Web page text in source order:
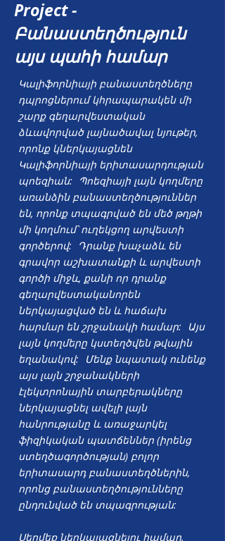
Project -
Բանաստեղծություն
այս պահի համար
Կալիֆորնիայի բանաստեղծները
դպրոցներում կհրապարակեն մի
շարք գեղարվեստական
ձևավորված լայնածավալ նյութեր,
որոնք կներկայացնեն
Կալիֆորնիայի երիտասարդության
պոեզիան:
Պոեզիայի լայն կողմերը
առանձին բանաստեղծություններ
են, որոնք տպագրված են մեծ թղթի
մի կողմում՝ ուղեկցող արվեստի
գործերով:
Դրանք խաչաձև են
գրավոր աշխատանքի և արվեստի
գործի միջև, քանի որ դրանք
գեղարվեստականորեն
ներկայացված են և հաճախ
հարմար են շրջանակի համար:
Այս
լայն կողմերը կստեղծվեն թվային
եղանակով:
Մենք նպատակ ունենք
այս լայն շրջանակների
էլեկտրոնային տարբերակները
ներկայացնել ավելի լայն
հանրությանը և առաջարկել
ֆիզիկական պատճեններ (իրենց
ստեղծագործության) բոլոր
երիտասարդ բանաստեղծներին,
որոնց բանաստեղծությունները
ընդունված են տպագրության:
Սեղմեք ներկայացնելու համար.